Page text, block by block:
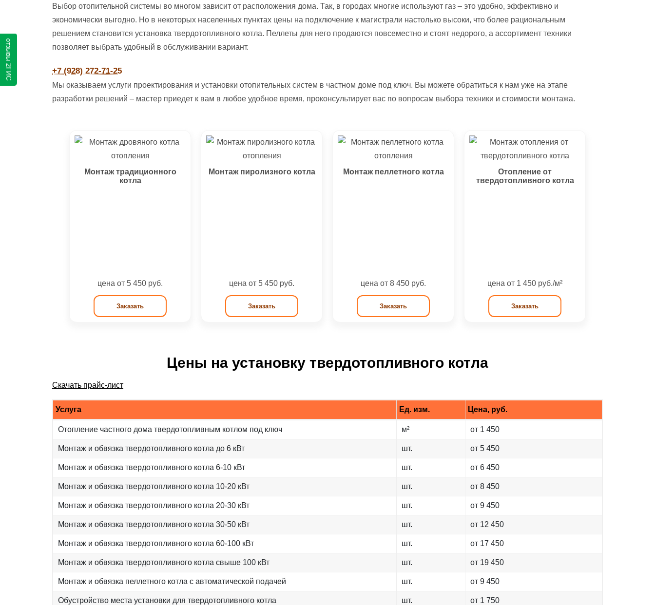
Выбор отопительной системы во многом зависит от расположения дома. Так, в городах многие используют газ – это удобно, эффективно и
экономически выгодно. Но в некоторых населенных пунктах цены на подключение к магистрали настолько высоки, что более рациональным
решением становится установка твердотопливного котла. Пеллеты для него продаются повсеместно и стоят недорого, а ассортимент техники
позволяет выбрать удобный в обслуживании вариант.
+7 (928) 272-71-25
Мы оказываем услуги проектирования и установки отопительных систем в частном доме под ключ. Вы можете обратиться к нам уже на этапе
разработки решений – мастер приедет к вам в любое удобное время, проконсультирует вас по вопросам выбора техники и стоимости монтажа.
Монтаж традиционного
котла
цена от 5 450 руб.
Заказать
Монтаж пиролизного котла
цена от 5 450 руб.
Заказать
Монтаж пеллетного котла
цена от 8 450 руб.
Заказать
Отопление от
твердотопливного котла
цена от 1 450 руб./м²
Заказать
Цены на установку твердотопливного котла
Скачать прайс-лист
Услуга Ед. изм. Цена, руб.
Отопление частного дома твердотопливным котлом под ключ м² от 1 450
Монтаж и обвязка твердотопливного котла до 6 кВт шт. от 5 450
Монтаж и обвязка твердотопливного котла 6-10 кВт шт. от 6 450
Монтаж и обвязка твердотопливного котла 10-20 кВт шт. от 8 450
Монтаж и обвязка твердотопливного котла 20-30 кВт шт. от 9 450
Монтаж и обвязка твердотопливного котла 30-50 кВт шт. от 12 450
Монтаж и обвязка твердотопливного котла 60-100 кВт шт. от 17 450
Монтаж и обвязка твердотопливного котла свыше 100 кВт шт. от 19 450
Монтаж и обвязка пеллетного котла с автоматической подачей шт. от 9 450
Обустройство места установки для твердотопливного котла шт. от 1 750
отзывы 2ГИС